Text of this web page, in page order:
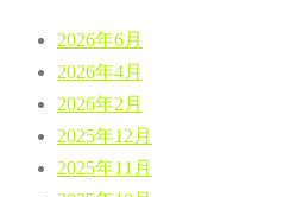
2026年6月
2026年4月
2026年2月
2025年12月
2025年11月